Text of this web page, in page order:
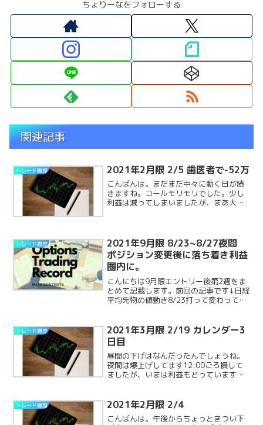
ちょりーなをフォローする
関連記事
トレード履歴 2021年2月限 2/5 歯医者で-52万
こんばんは。まだまだ中々に動く日が続
きますね。コールモリモリでした。少し
利益は減ってしまいましたが、まあ大丈
えそうです。泣きそうでReadMore...
トレード履歴
2021年9月限 8/23~8/27夜間
ポジション変更後に落ち着き利益
圏内に。
こんにちは9月限エントリー後第2週をま
とめて記載します。前回の記事です↓日経
平均先物の値動き8/23打って変わって上
なく、利益が伸びてきました。損益8/27
夜間ReadMore...
トレード履歴
2021年3月限 2/19 カレンダー3
日目
昼間の下げはなんだったんでしょうね。
夜間は爆上げしてます12:00ごろ損して
ましたが、いまは利益もどっています。
少ない手法ですね。月末どうなるのか、
ちょっと期待してていReadMore...
トレード履歴 2021年2月限 2/4
こんばんは。午後からちょっときつい下